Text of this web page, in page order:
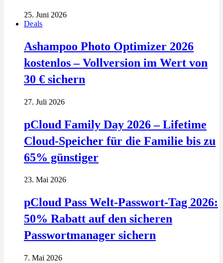
25. Juni 2026
Deals
Ashampoo Photo Optimizer 2026
kostenlos – Vollversion im Wert von
30 € sichern
27. Juli 2026
pCloud Family Day 2026 – Lifetime
Cloud-Speicher für die Familie bis zu
65% günstiger
23. Mai 2026
pCloud Pass Welt-Passwort-Tag 2026:
50% Rabatt auf den sicheren
Passwortmanager sichern
7. Mai 2026